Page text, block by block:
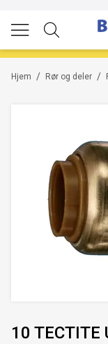
/
Hjem /
Rør og deler
10 TECTITE